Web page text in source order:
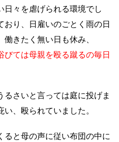
日々を虐げられる環境でし
おり、日雇いのごとく雨の日
きたく無い日も休み、
びては母親を殴る蹴るの毎日
さいと言っては庭に投げま
、殴られていました。
ると母の声に従い布団の中に